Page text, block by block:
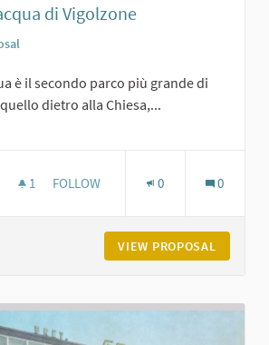
di Vigolzone
è il secondo parco più grande di
dietro alla Chiesa,...
1 1 FOLLOWER
FOLLOW 0 0
VIEW PROPOSAL